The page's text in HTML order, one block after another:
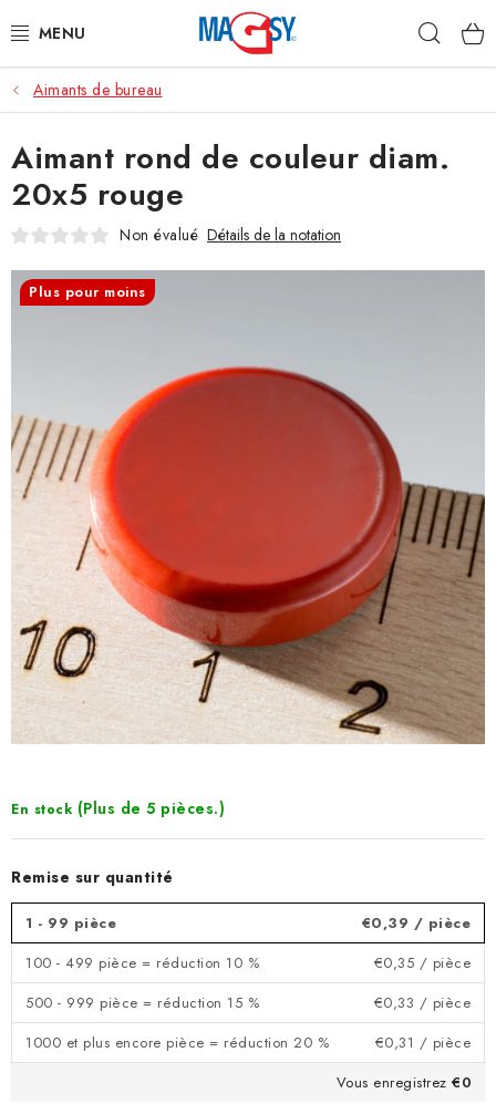
au
CATÉGORIE PRINCIPALE
ACCESSOIRES MAGNÉTIQUES
AIMANTS INDUSTRIELS
AUTRES AIMANTS
Conditions de vente
Protection des données (RGPD)
Rétractation du contrat
Aimants de bureau
En stock (Plus de 5 pièces.)
Remise sur quantité
1 - 99 pièce €0,39 / pièce
100 - 499 pièce = réduction 10 %
€0,35 / pièce
500 - 999 pièce = réduction 15 %
€0,33 / pièce
1000 et plus encore pièce = réduction 20 %
€0,31 / pièce
Vous enregistrez €0
Aimant rond de couleur diam.
20x5 rouge
Non évalué Détails de la notation
Plus pour moins